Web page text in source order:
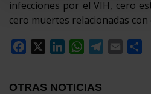
infecciones por el VIH, cero
cero muertes relacionadas con
Facebook
LinkedInWhatsApp
Telegram
Email
OTRAS NOTICIAS